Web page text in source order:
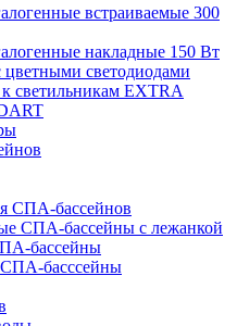
встраиваемые 300
накладные 150 Вт
цветными светодиодами
светильникам EXTRA
СПА-бассейнов
СПА-бассейны с лежанкой
бассейны
басссейны